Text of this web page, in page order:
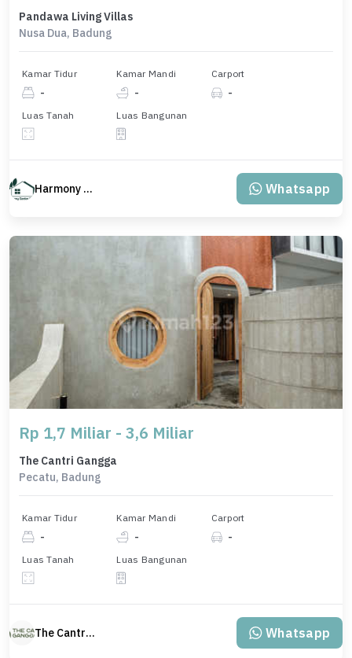
Pandawa Living Villas
Nusa Dua, Badung
Kamar Tidur
-
Kamar Mandi
-
Carport
-
Luas Tanah Luas Bangunan
Harmony Property Whatsapp
Rp 1,7 Miliar - 3,6 Miliar
The Cantri Gangga
Pecatu, Badung
Kamar Tidur
-
Kamar Mandi
-
Carport
-
Luas Tanah Luas Bangunan
The Cantri Gangga Whatsapp